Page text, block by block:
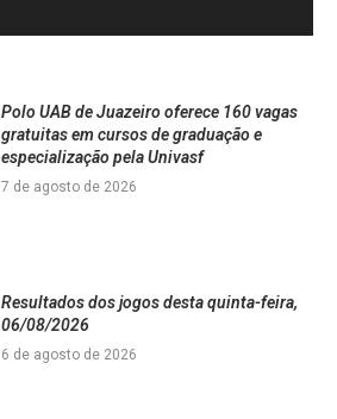
Polo UAB de Juazeiro oferece 160 vagas
gratuitas em cursos de graduação e
especialização pela Univasf
7 de agosto de 2026
Resultados dos jogos desta quinta-feira,
06/08/2026
6 de agosto de 2026